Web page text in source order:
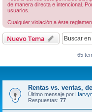
de manera directa e intencional.
usuarios.
Cualquier violación a éste
Nuevo Tema
65
Rentas vs. ventas,
Último mensaje por
Respuestas: 77